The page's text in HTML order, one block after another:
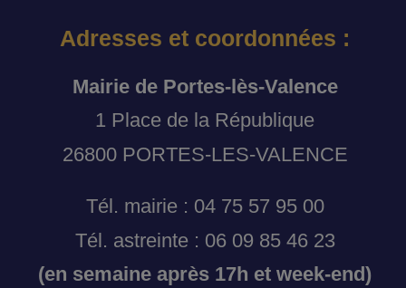
Adresses et coordonnées :
Mairie de Portes-lès-Valence
1 Place de la République
26800 PORTES-LES-VALENCE
Tél. mairie : 04 75 57 95 00
Tél. astreinte : 06 09 85 46 23
(en semaine après 17h et week-end)